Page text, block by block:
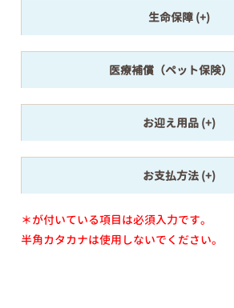
生命保障
医療補償（ペット保険）
お迎え用品
お支払方法
＊が付いている項目は必須入力です。
半角カタカナは使用しないでください。